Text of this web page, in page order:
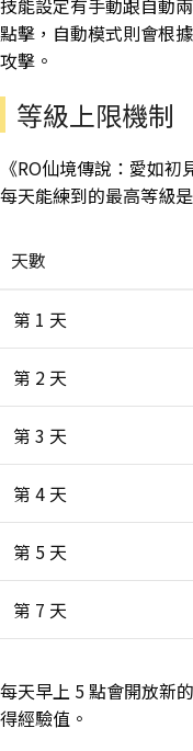
技能設定有手動跟自動
點擊，自動模式則會根
攻擊。
等級上限機制
《RO仙境傳說：愛如
每天能練到的最高等級
天數
第 1 天
第 2 天
第 3 天
第 4 天
第 5 天
第 7 天
每天早上 5 點會開放新
得經驗值。